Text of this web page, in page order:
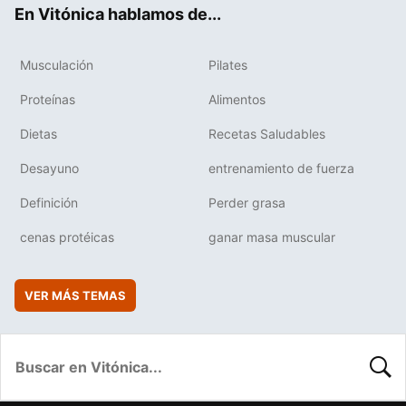
En Vitónica hablamos de...
Musculación Pilates
Proteínas Alimentos
Dietas Recetas Saludables
Desayuno entrenamiento de fuerza
Definición Perder grasa
cenas protéicas ganar masa muscular
VER MÁS TEMAS